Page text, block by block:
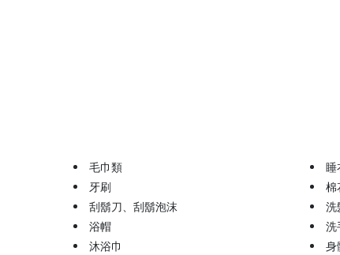
毛巾類 睡
牙刷
棉
刮鬍刀、刮鬍泡沫
洗
浴帽
洗
沐浴巾
身